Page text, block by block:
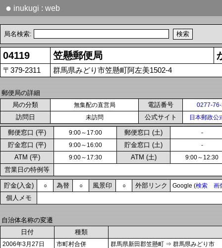
● inukugi : web
局名検索:
04119 笠懸郵便局
〒379-2311 群馬県みどり市笠懸町阿左美1502-4
郵便局の詳細
局の分類
無集配の直営局 電話番号 0277-
訪問日 未訪問 公式サイト 日本郵政公
郵便窓口 (平) 9:00～17:00 郵便窓口 (土) -
貯金窓口 (平) 9:00～16:00 貯金窓口 (土) -
ATM (平) 9:00～17:30 ATM (土) 9:00～12:30
営業日の特例等
貯金(入金) ○ 為替 ○ 風景印 ○ 外部リンク Google (検索 画
個人メモ
自治体名称の変遷
日付
種類
2006年3月27日 市町村合併 群馬県新田郡笠懸町 ⇒ 群馬県みどり市